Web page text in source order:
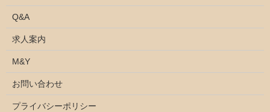
Q&A
求人案内
M&Y
お問い合わせ
プライバシーポリシー